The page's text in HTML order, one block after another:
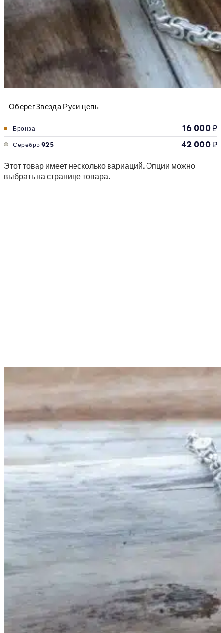
Оберег Звезда Руси цепь
Бронза 16 000₽
Серебро 925 42 000₽
Этот товар имеет несколько вариаций. Опции можно
выбрать на странице товара.